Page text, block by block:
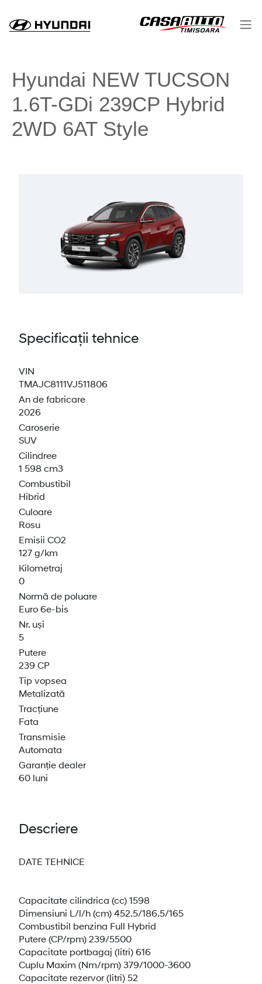
Hyundai NEW TUCSON
1.6T-GDi 239CP Hybrid
2WD 6AT Style
Specificații tehnice
VIN
TMAJC8111VJ511806
An de fabricare
2026
Caroserie
SUV
Cilindree
1 598 cm3
Combustibil
Hibrid
Culoare
Rosu
Emisii CO2
127 g/km
Kilometraj
0
Normă de poluare
Euro 6e-bis
Nr. uși
5
Putere
239 CP
Tip vopsea
Metalizată
Tracțiune
Fata
Transmisie
Automata
Garanție dealer
60 luni
Descriere
DATE TEHNICE
Capacitate cilindrica (cc) 1598
Dimensiuni L/l/h (cm) 452.5/186.5/165
Combustibil benzina Full Hybrid
Putere (CP/rpm) 239/5500
Capacitate portbagaj (litri) 616
Cuplu Maxim (Nm/rpm) 379/1000-3600
Capacitate rezervor (litri) 52